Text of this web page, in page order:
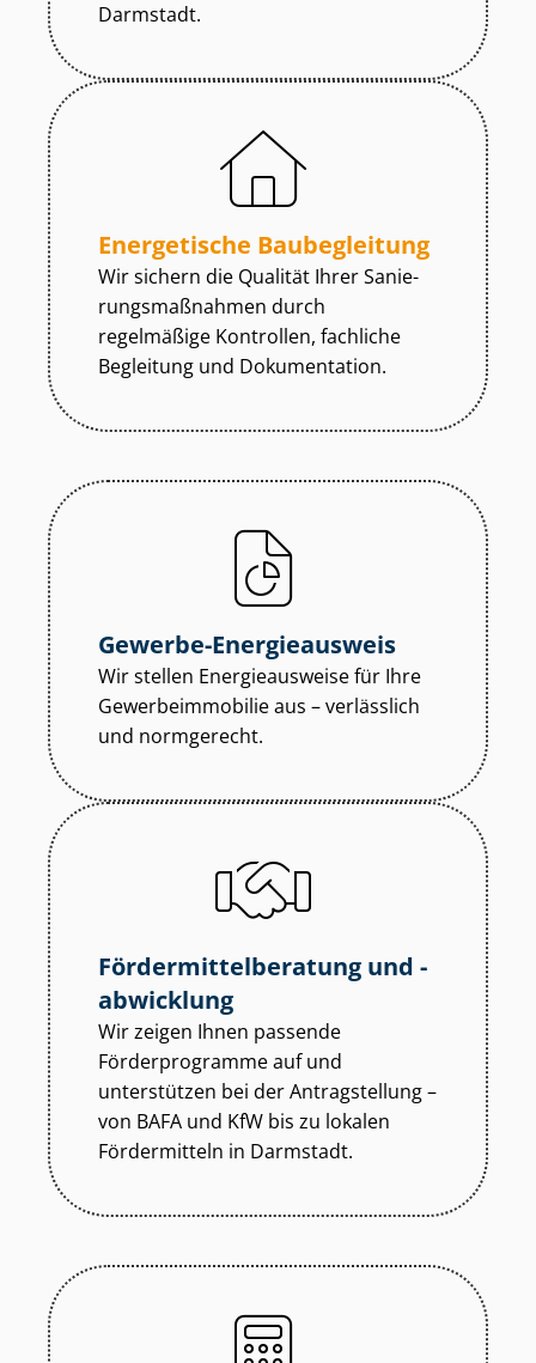
Darmstadt.
Energetische Baubegleitung
Wir sichern die Qualität Ihrer Sa­nie­
rungs­maß­nah­men durch
regelmäßige Kontrollen, fachliche
Begleitung und Dokumentation.
Gewerbe-Energieausweis
Wir stellen Energieausweise für Ihre
Ge­wer­be­im­mo­bi­lie aus – verlässlich
und normgerecht.
För­der­mit­tel­be­ra­tung und -
abwicklung
Wir zeigen Ihnen passende
Förderprogramme auf und
unterstützen bei der Antragstellung –
von BAFA und KfW bis zu lokalen
Fördermitteln in Darmstadt.